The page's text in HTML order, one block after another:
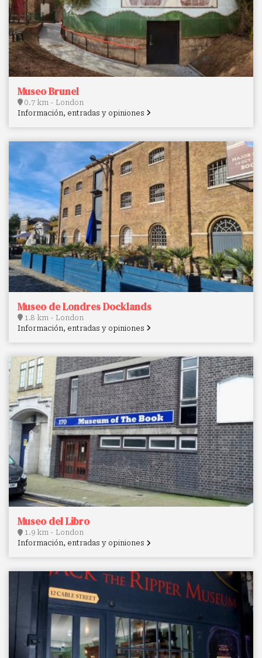
Museo Brunel
0.7 km - London
Información, entradas y opiniones
Museo de Londres Docklands
1.8 km - London
Información, entradas y opiniones
Museo del Libro
1.9 km - London
Información, entradas y opiniones